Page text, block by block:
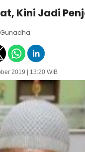
Kini Jadi
2019 | 13:20 WIB